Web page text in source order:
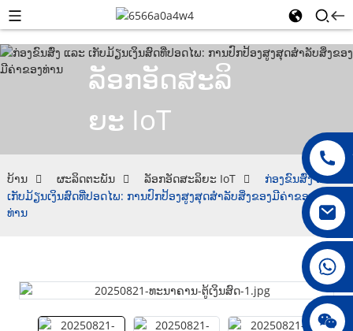
jenny010678
ລັອກອັດສະລິ
ຍະ IoT
ບ້ານ ຜະລິດຕະພັນ ລັອກອັດສະລິຍະ IoT
ກ່ອງຂົນສົ່ງ ແລະ
ເກັບມ້ຽນເງິນສົດທີ່ປອດໄພ: ການປົກປ້ອງສູງສຸດສຳລັບສິ່ງຂອງມີຄ່າຂອງ
ທ່ານ